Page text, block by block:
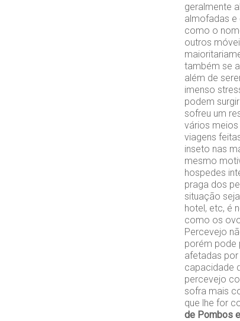
geralmente
almofadas e
como o
outros
também se
além de
imenso
podem
sofreu um
vários
viagens
inseto nas
mesmo
hospedes
praga dos
situação
hotel, etc, é
como os
Percevejo
porém pode
afetadas
capacidade
percevejo
sofra mais
que lhe for
de Pombos